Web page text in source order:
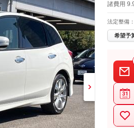
諸費用
法定整備：
希望予